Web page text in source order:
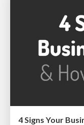
4 Signs Your